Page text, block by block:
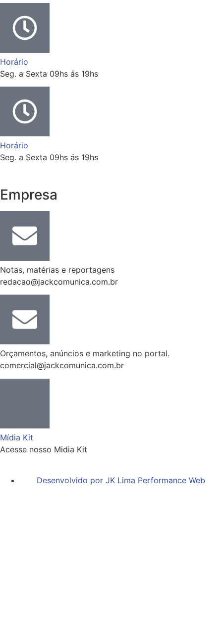
Horário
Seg. a Sexta 09hs ás 19hs
Horário
Seg. a Sexta 09hs ás 19hs
Empresa
Notas, matérias e reportagens
redacao@jackcomunica.com.br
Orçamentos, anúncios e marketing no portal.
comercial@jackcomunica.com.br
Mídia Kit
Acesse nosso Midia Kit
Desenvolvido por JK Lima Performance Web